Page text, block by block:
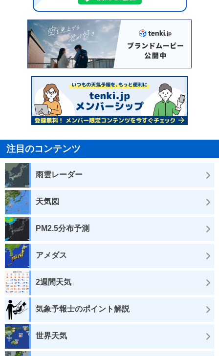
注目のコンテンツ
雨雲レーダー
天気図
PM2.5分布予測
アメダス
2週間天気
気象予報士のポイント解説
世界天気